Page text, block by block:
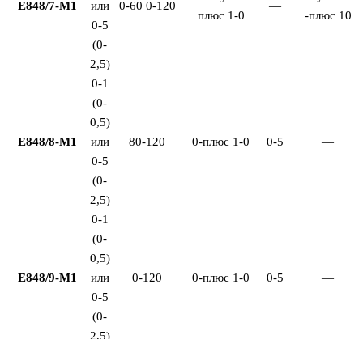
Е848/7-М1
или
0-5
(0-
2,5)
0-60 0-120
плюс 1-0
—
-плюс 10
Е848/8-М1
0-1
(0-
0,5)
или
0-5
(0-
2,5)
80-120 0-плюс 1-0 0-5 —
Е848/9-М1
0-1
(0-
0,5)
или
0-5
(0-
2,5)
0-120 0-плюс 1-0 0-5 —